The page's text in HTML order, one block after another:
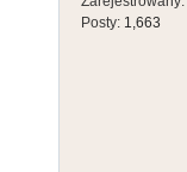
Posty: 1,663